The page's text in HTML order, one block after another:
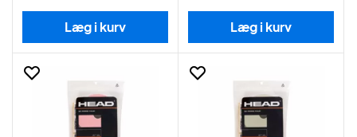
Læg i kurv Læg i kurv